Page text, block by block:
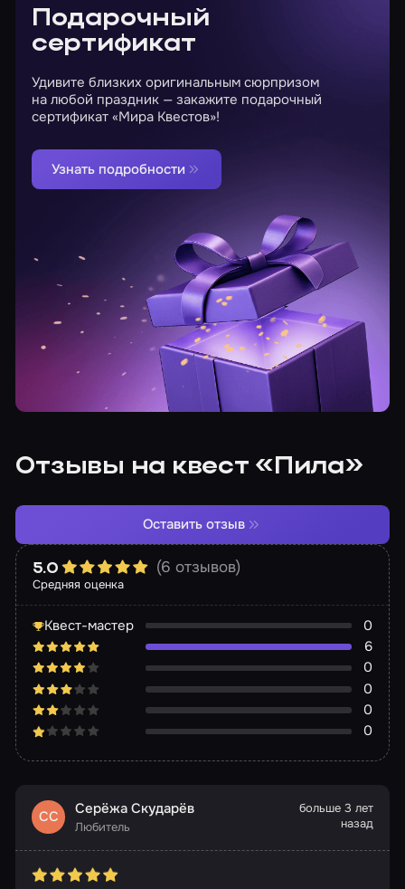
Подарочный
сертификат
Удивите близких оригинальным сюрпризом
на любой праздник — закажите подарочный
сертификат «Мира Квестов»!
Узнать подробности
Отзывы на квест «Пила»
Средняя оценка
5.0 (6 отзывов)
Квест-мастер
0
6
0
0
0
0
Оставить отзыв
СС Серёжа Скударёв
Любитель
больше 3 лет
назад